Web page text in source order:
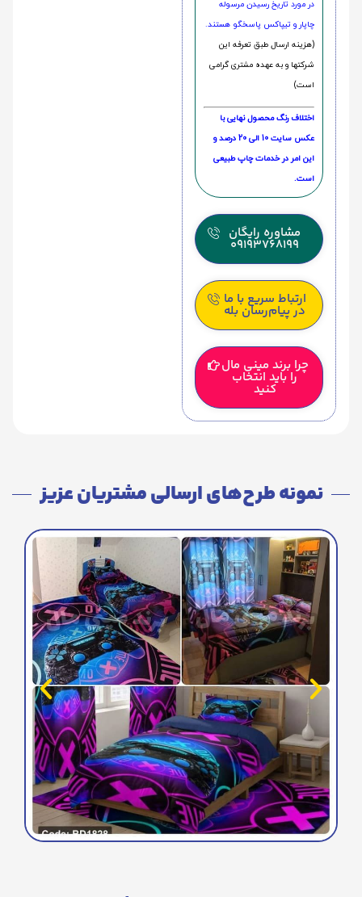
در مورد تاریخ رسیدن مرسوله
چاپار و تیپاکس پاسخگو هستند.
(هزینه ارسال طبق تعرفه این
شرکتها و به عهده مشتری گرامی
است)
اختلاف رنگ محصول نهایی با
عکس سایت 10 الی 20 درصد و
این امر در خدمات چاپ طبیعی
است.
مشاوره رایگان
09193768199
ارتباط سریع با ما
در پیام‌رسان بله
چرا برند مینی مال
را باید انتخاب
کنید
نمونه طرح‌های ارسالی مشتریان عزیز